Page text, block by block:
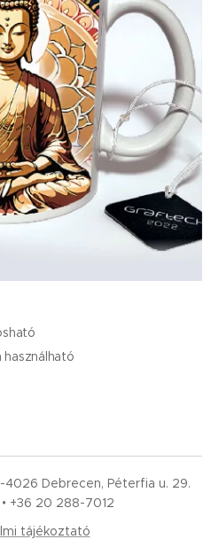
használható
Debrecen, Péterfia u. 29.
• +36 20 288-7012
tájékoztató